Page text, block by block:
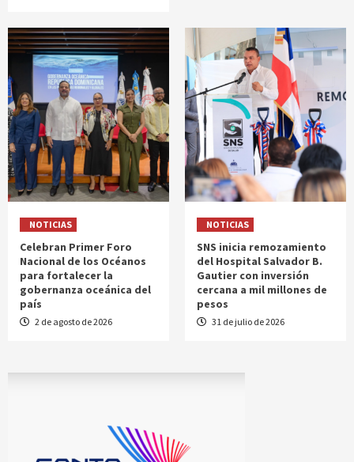
NOTICIAS
Celebran Primer Foro
Nacional de los Océanos
para fortalecer la
gobernanza oceánica del
país
2 de agosto de 2026
NOTICIAS
SNS inicia remozamiento
del Hospital Salvador B.
Gautier con inversión
cercana a mil millones de
pesos
31 de julio de 2026